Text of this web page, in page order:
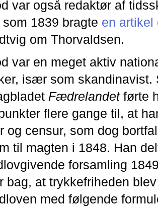
var også redaktør af
som 1839 bragte en artikel
om Thorvaldsen.
var en meget aktiv
især som skandinavist.
Fædrelandetførte
flere gange til, at
og censur, som dog
til magten i 1848. Han
forsamling
bag, at trykkefriheden
med følgende